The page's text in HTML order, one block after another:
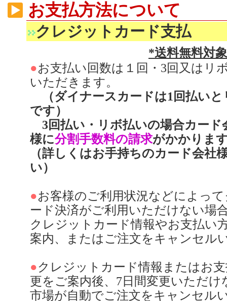
お支払方法について
クレジットカード支払
*送料無料対
●お支払い回数は１回・3回又はリ
いただきます。
（ダイナースカードは1回払い
です）
3回払い・リボ払いの場合カード
様に分割手数料の請求がかかりま
（詳しくはお手持ちのカード会社
い）
●お客様のご利用状況などによっ
ード決済がご利用いただけない場
クレジットカード情報やお支払い
案内、またはご注文をキャンセル
●クレジットカード情報またはお
更をご案内後、7日間変更いただけ
市場が自動でご注文をキャンセル